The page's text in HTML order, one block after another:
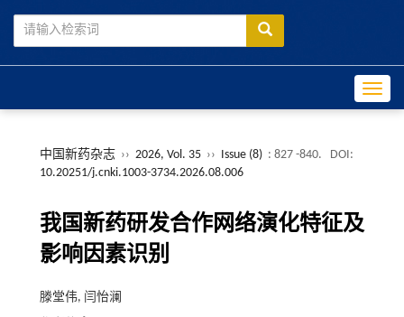
中国新药杂志 ›› 2026, Vol. 35 ›› Issue (8) : 827 -840.
DOI:
10.20251/j.cnki.1003-3734.2026.08.006
我国新药研发合作网络演化特征及
影响因素识别
滕堂伟, 闫怡澜